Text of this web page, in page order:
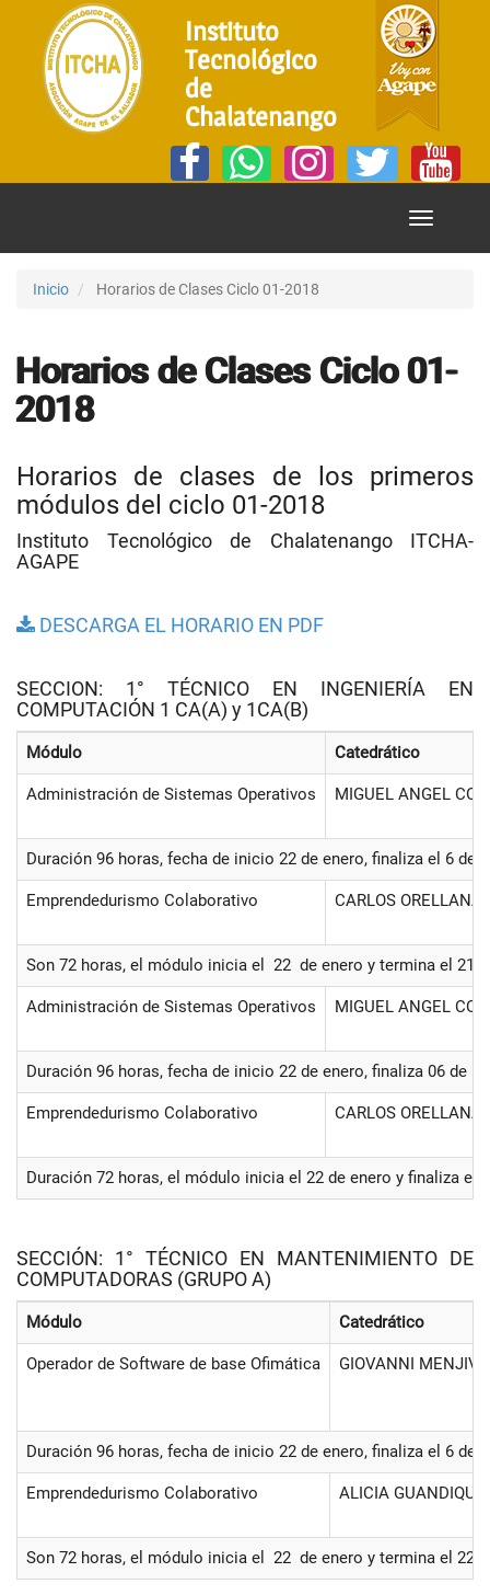
Instituto
Tecnológico
de
Chalatenango
Mostrar
Inicio Horarios de Clases Ciclo 01-2018
Horarios de Clases Ciclo 01-
2018
Horarios de clases de los primeros
módulos del ciclo 01-2018
Instituto Tecnológico de Chalatenango ITCHA-
AGAPE
DESCARGA EL HORARIO EN PDF
SECCION: 1° TÉCNICO EN INGENIERÍA EN
COMPUTACIÓN 1 CA(A) y 1CA(B)
Módulo Catedrático
Administración de Sistemas Operativos MIGUEL ANGEL
Duración 96 horas, fecha de inicio 22 de enero, finaliza el 6 de
Emprendedurismo Colaborativo CARLOS ORELLANA
Son 72 horas, el módulo inicia el 22 de enero y termina el 21
Administración de Sistemas Operativos MIGUEL ANGEL
Duración 96 horas, fecha de inicio 22 de enero, finaliza 06 de
Emprendedurismo Colaborativo CARLOS ORELLANA
Duración 72 horas, el módulo inicia el 22 de enero y finaliza
SECCIÓN: 1° TÉCNICO EN MANTENIMIENTO DE
COMPUTADORAS (GRUPO A)
Módulo Catedrático
Operador de Software de base Ofimática GIOVANNI
Duración 96 horas, fecha de inicio 22 de enero, finaliza el 6 de
Emprendedurismo Colaborativo ALICIA GUANDIQUE
Son 72 horas, el módulo inicia el 22 de enero y termina el 22